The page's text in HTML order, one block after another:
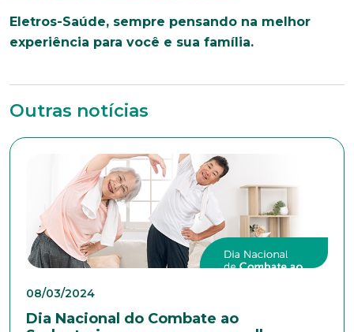
Eletros-Saúde, sempre pensando na melhor
experiência para você e sua família.
Outras notícias
08/03/2024
Dia Nacional do Combate ao
*Campos obrigatórios
Nome completo*
Telefone